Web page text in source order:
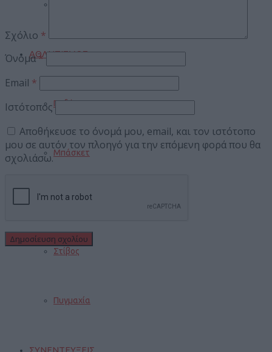
ΑΘΛΗΤΙΣΜΟΣ
Ποδόσφαιρο
Μπάσκετ
Βόλεϊ
Στίβος
Πυγμαχία
ΣΥΝΕΝΤΕΥΞΕΙΣ
Σχόλιο *
Όνομα*
Email *
Ιστότοπος
Αποθήκευσε το όνομά μου, email, και τον ιστότοπο
μου σε αυτόν τον πλοηγό για την επόμενη φορά που θα
σχολιάσω.